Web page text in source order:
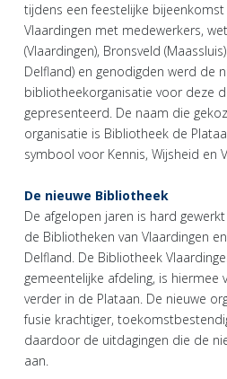
tijdens een feestelijke
Vlaardingen met medewerkers,
(Vlaardingen), Bronsveld
Delfland) en genodigden werd de
bibliotheekorganisatie voor deze
gepresenteerd. De naam die
organisatie is Bibliotheek de
symbool voor Kennis, Wijsheid en
De nieuwe Bibliotheek
De afgelopen jaren is hard
de Bibliotheken van Vlaardingen
Delfland. De Bibliotheek
gemeentelijke afdeling, is hiermee
verder in de Plataan. De nieuwe
fusie krachtiger,
daardoor de uitdagingen die de
aan.